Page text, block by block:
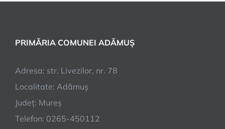
PRIMĂRIA COMUNEI ADĂMUȘ
Adresa: str. Livezilor, nr. 78
Localitate: Adămuș
Județ: Mureș
Telefon: 0265-450112